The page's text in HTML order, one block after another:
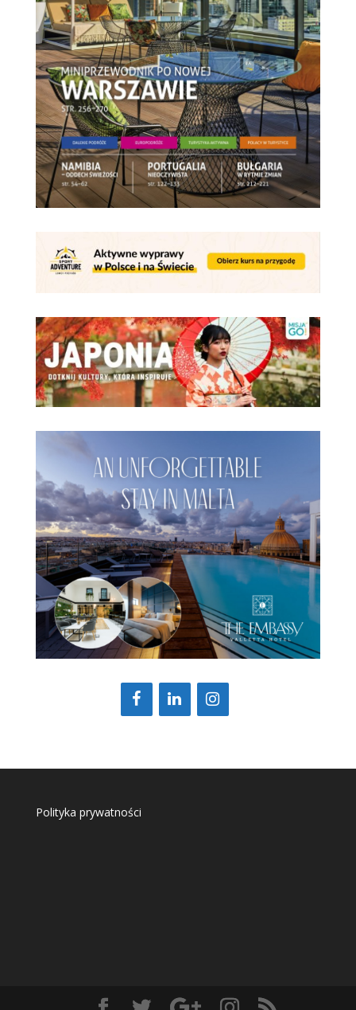
Polityka prywatności